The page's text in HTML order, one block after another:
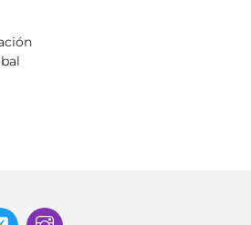
Twitter